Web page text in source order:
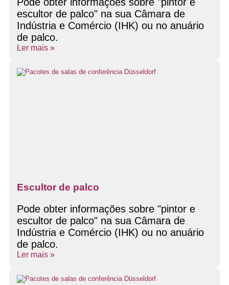
Pode obter informações sobre "pintor e
escultor de palco" na sua Câmara de
Indústria e Comércio (IHK) ou no anuário
de palco.
Ler mais »
Escultor de palco
Pode obter informações sobre "pintor e
escultor de palco" na sua Câmara de
Indústria e Comércio (IHK) ou no anuário
de palco.
Ler mais »